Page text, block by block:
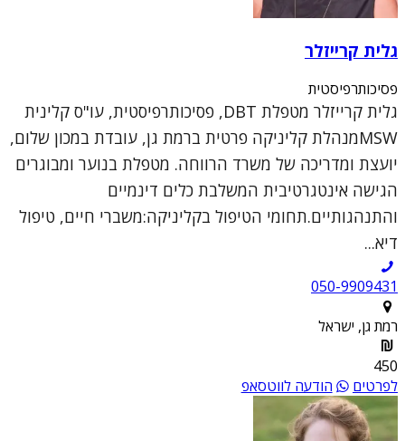
גלית קרייזלר
פסיכותרפיסטית
גלית קרייזלר מטפלת DBT, פסיכותרפיסטית, עו"ס קלינית
MSWמנהלת קליניקה פרטית ברמת גן, עובדת במכון שלום,
יועצת ומדריכה של משרד הרווחה. מטפלת בנוער ומבוגרים
הגישה אינטגרטיבית המשלבת כלים דינמיים
והתנהגותיים.תחומי הטיפול בקליניקה:משברי חיים, טיפול
דיא...
050-9909431
רמת גן, ישראל
450
לפרטים
הודעה לווטסאפ